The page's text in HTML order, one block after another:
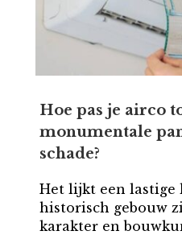
Hoe pas je airco
monumentale
schade?
Het lijkt een lastige
historisch gebouw
karakter en